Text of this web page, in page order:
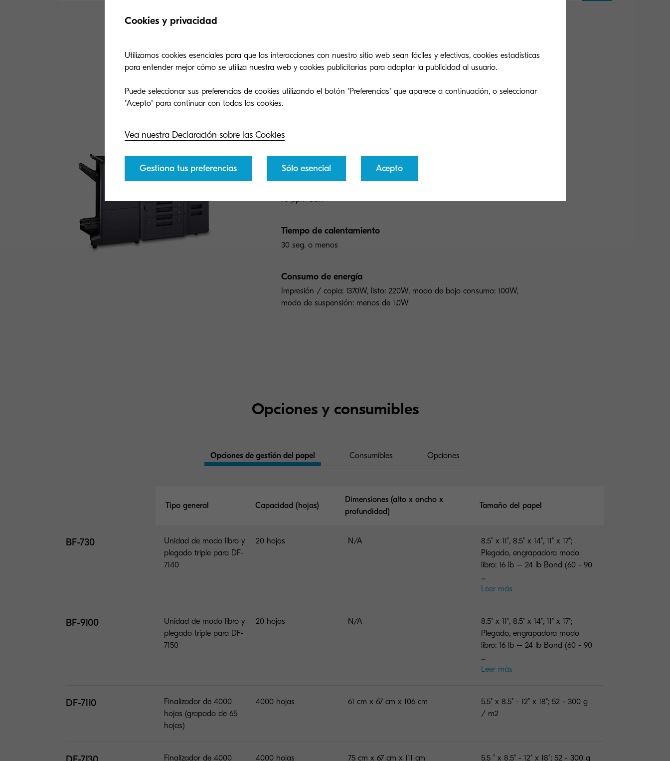
Especificaciones principales
General Gestión del papel
Tipo general
70 ppm b&n
Tiempo de calentamiento
30 seg. o menos
Consumo de energía
Impresión / copia: 1370W, listo: 220W, modo de bajo consumo: 100W,
modo de suspensión: menos de 1,0W
Opciones y consumibles
Opciones de gestión del papel Consumibles Opciones
Tipo general Capacidad (hojas)
Dimensiones (alto x ancho x
profundidad)
Tamaño del papel
BF-730
Unidad de modo libro y
plegado triple para DF-
7140
20 hojas N/A
8.5" x 11", 8.5" x 14", 11" x 17";
Plegado, engrapadora modo
libro: 16 lb – 24 lb Bond (60 - 90
...
Leer más
BF-9100
Unidad de modo libro y
plegado triple para DF-
7150
20 hojas N/A
8.5" x 11", 8.5" x 14", 11" x 17";
Plegado, engrapadora modo
libro: 16 lb – 24 lb Bond (60 - 90
...
Leer más
DF-7110
Finalizador de 4000
hojas (grapado de 65
hojas)
4000 hojas 61 cm x 67 cm x 106 cm
5.5" x 8.5" - 12" x 18"; 52 - 300 g
/ m2
Finalizador de 4000 4000 hojas 75 cm x 67 cm x 111 cm 5.5 " x 8.5" - 12" x 18"; 52 - 300 g
Cookies y privacidad
Utilizamos cookies esenciales para que las interacciones con nuestro sitio web sean fáciles y efectivas, cookies estadísticas
para entender mejor cómo se utiliza nuestra web y cookies publicitarias para adaptar la publicidad al usuario.
Puede seleccionar sus preferencias de cookies utilizando el botón "Preferencias" que aparece a continuación, o seleccionar
"Acepto" para continuar con todas las cookies.
Vea nuestra Declaración sobre las Cookies
Gestiona tus preferencias Sólo esencial Acepto